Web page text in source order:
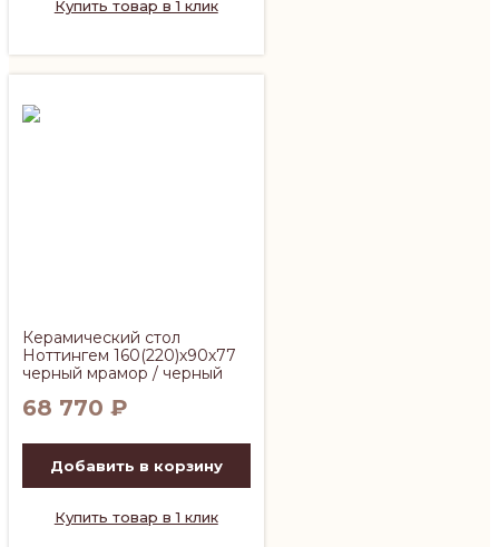
Купить товар в 1 клик
Керамический стол
Ноттингем 160(220)х90х77
черный мрамор / черный
68 770 ₽
Добавить в корзину
Купить товар в 1 клик